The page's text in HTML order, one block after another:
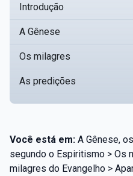
Introdução
A Gênese
Os milagres
As predições
Você está em: A Gênese,
segundo o Espiritismo > Os
milagres do Evangelho >